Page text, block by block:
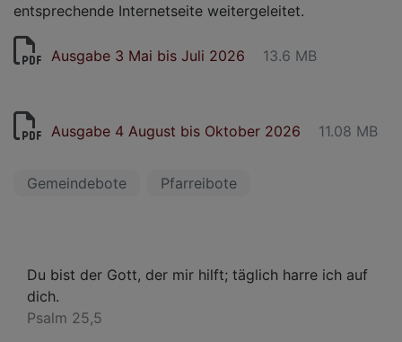
entsprechende Internetseite weitergeleitet.
Ausgabe 3 Mai bis Juli 2026 13.6 MB
Ausgabe 4 August bis Oktober 2026 11.08 MB
Gemeindebote Pfarreibote
Du bist der Gott, der mir hilft; täglich harre ich auf
dich.
Psalm 25,5